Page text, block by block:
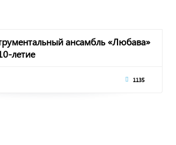
ансамбль «Любава»
летие
1135